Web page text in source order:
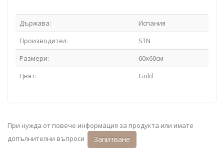
Държава:
Испания
Производител:
STN
Размери:
60x60см
Цвят:
Gold
При нужда от повече информация за продукта или имате
допълнителни въпроси
Запитване